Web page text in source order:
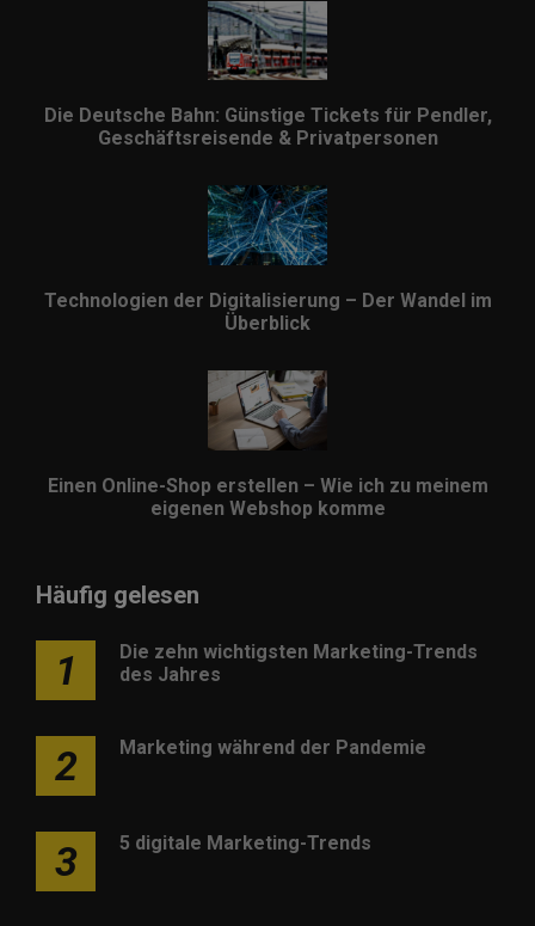
Die Deutsche Bahn: Günstige Tickets für Pendler,
Geschäftsreisende & Privatpersonen
Technologien der Digitalisierung – Der Wandel im
Überblick
Einen Online-Shop erstellen – Wie ich zu meinem
eigenen Webshop komme
Häufig gelesen
1
Die zehn wichtigsten Marketing-Trends
des Jahres
2 Marketing während der Pandemie
3 5 digitale Marketing-Trends